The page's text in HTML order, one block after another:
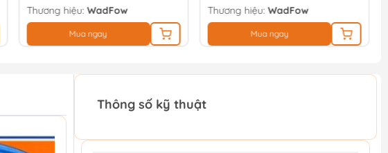
Thương hiệu:WadFow
Mua ngay
Thương hiệu:WadFow
Mua ngay
Thông số kỹ thuật